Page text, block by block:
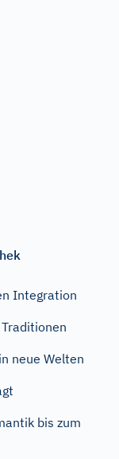
Integration
neue Welten
bis zum